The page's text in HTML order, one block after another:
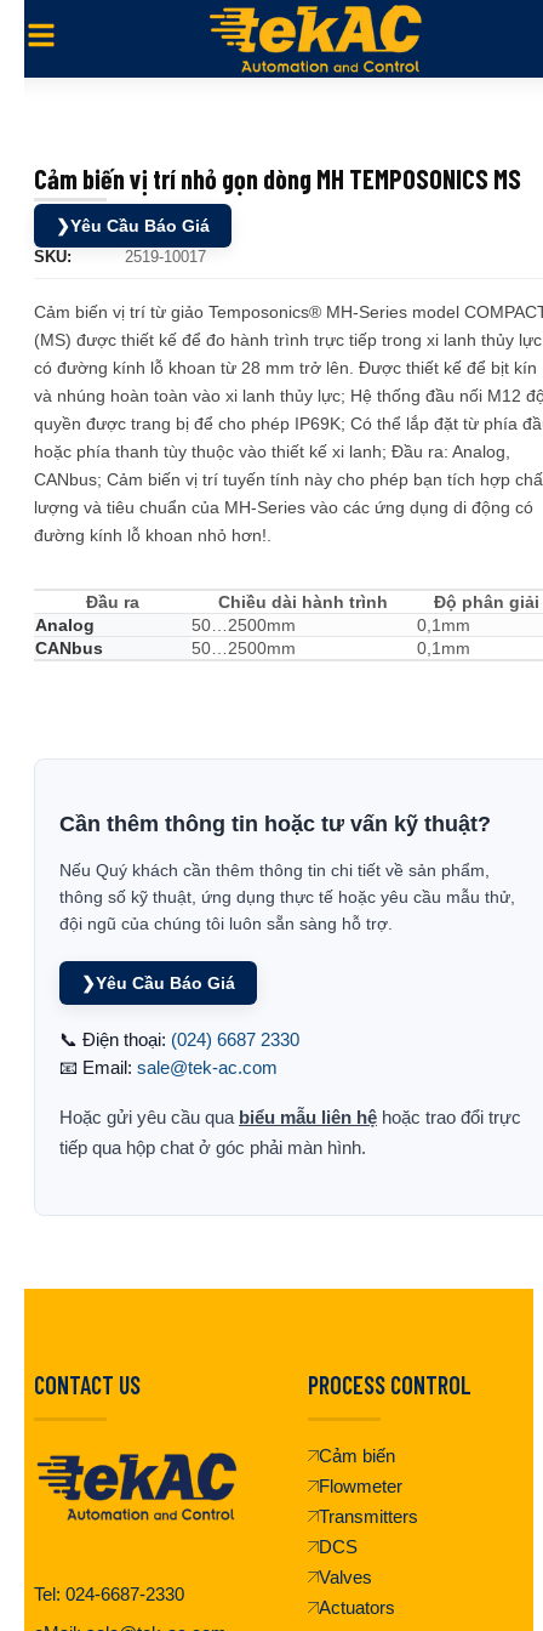
Cảm biến vị trí nhỏ gọn dòng MH TEMPOSONICS MS
❯Yêu Cầu Báo Giá
SKU: 2519-10017
Cảm biến vị trí từ giảo Temposonics® MH-Series model
(MS) được thiết kế để đo hành trình trực tiếp trong xi lanh thủy lực
có đường kính lỗ khoan từ 28 mm trở lên. Được thiết kế để bịt kín
và nhúng hoàn toàn vào xi lanh thủy lực; Hệ thống đầu nối M12
quyền được trang bị để cho phép IP69K; Có thể lắp đặt từ phía
hoặc phía thanh tùy thuộc vào thiết kế xi lanh; Đầu ra: Analog,
CANbus; Cảm biến vị trí tuyến tính này cho phép bạn tích hợp
lượng và tiêu chuẩn của MH-Series vào các ứng dụng di động có
đường kính lỗ khoan nhỏ hơn!.
Đầu ra Chiều dài hành trình
Độ phân giải
Analog
50…2500mm
0,1mm
CANbus
50…2500mm 0,1mm
Cần thêm thông tin hoặc tư vấn kỹ thuật?
Nếu Quý khách cần thêm thông tin chi tiết về sản phẩm,
thông số kỹ thuật, ứng dụng thực tế hoặc yêu cầu mẫu thử,
đội ngũ của chúng tôi luôn sẵn sàng hỗ trợ.
❯Yêu Cầu Báo Giá
📞 Điện thoại: (024) 6687 2330
📧 Email: sale@tek-ac.com
Hoặc gửi yêu cầu qua biểu mẫu liên hệ hoặc trao đổi trực
tiếp qua hộp chat ở góc phải màn hình.
CONTACT US
Tel: 024-6687-2330
PROCESS CONTROL
Cảm biến
Flowmeter
Transmitters
DCS
Valves
Actuators